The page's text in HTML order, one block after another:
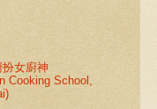
女廚神
Cooking School,